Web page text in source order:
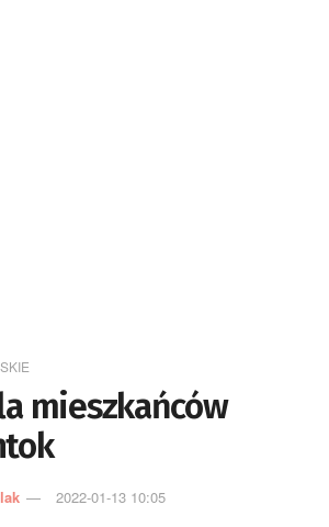
mieszkańców
2022-01-13 10:05